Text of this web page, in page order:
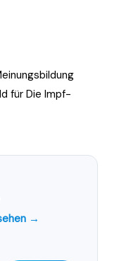
für Die Impf-
→